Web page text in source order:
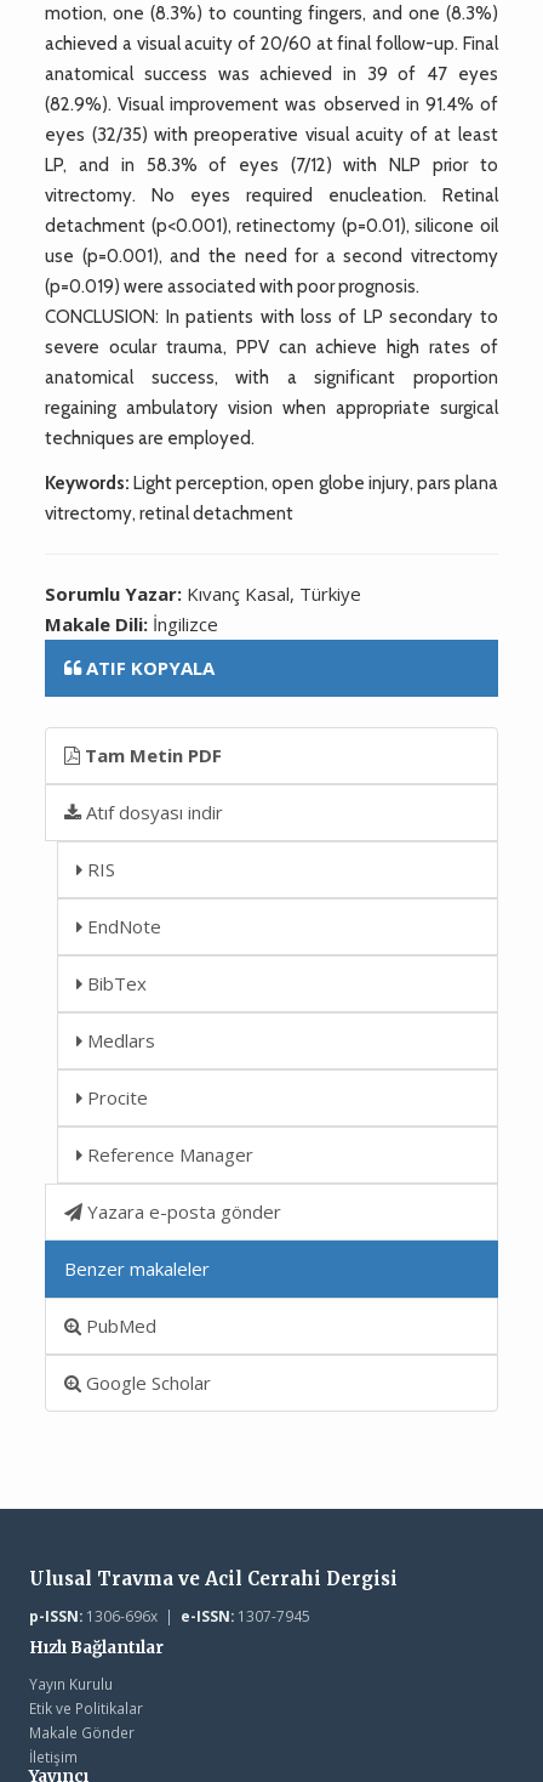
motion, one (8.3%) to counting fingers, and one (8.3%)
achieved a visual acuity of 20/60 at final follow-up. Final
anatomical success was achieved in 39 of 47 eyes
(82.9%). Visual improvement was observed in 91.4% of
eyes (32/35) with preoperative visual acuity of at least
LP, and in 58.3% of eyes (7/12) with NLP prior to
vitrectomy. No eyes required enucleation. Retinal
detachment (p<0.001), retinectomy (p=0.01), silicone oil
use (p=0.001), and the need for a second vitrectomy
(p=0.019) were associated with poor prognosis.
CONCLUSION: In patients with loss of LP secondary to
severe ocular trauma, PPV can achieve high rates of
anatomical success, with a significant proportion
regaining ambulatory vision when appropriate surgical
techniques are employed.
Keywords: Light perception, open globe injury, pars plana
vitrectomy, retinal detachment
Sorumlu Yazar: Kıvanç Kasal, Türkiye
Makale Dili: İngilizce
ATIF KOPYALA
Tam Metin PDF
Atıf dosyası indir
RIS
EndNote
BibTex
Medlars
Procite
Reference Manager
Yazara e-posta gönder
Benzer makaleler
PubMed
Google Scholar
Ulusal Travma ve Acil Cerrahi Dergisi
p-ISSN:1306-696x | e-ISSN:1307-7945
Hızlı Bağlantılar
Yayın Kurulu
Etik ve Politikalar
Makale Gönder
İletişim
Yayıncı